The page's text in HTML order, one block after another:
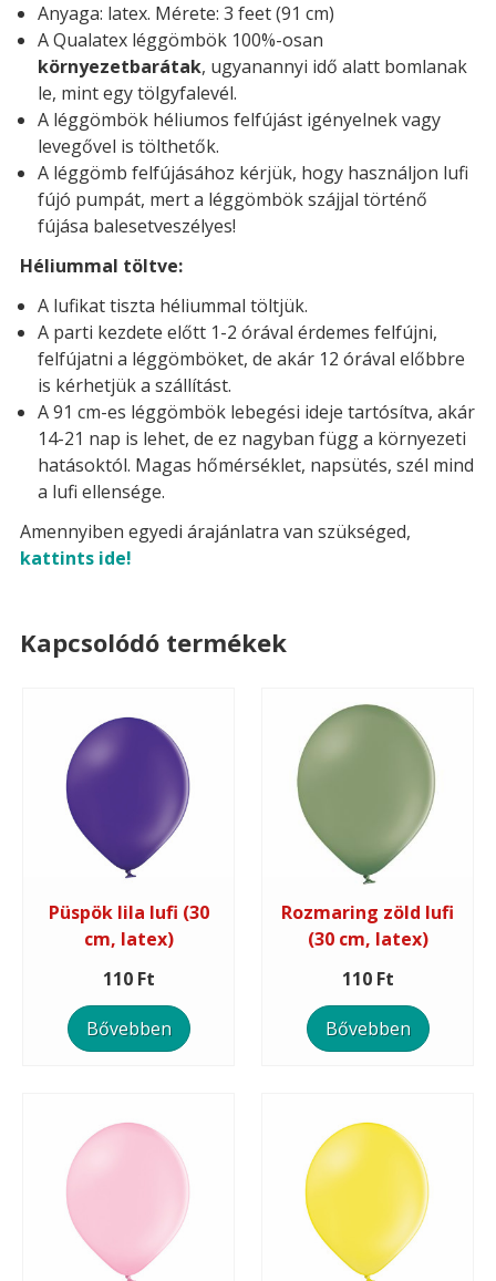
Anyaga: latex. Mérete: 3 feet (91 cm)
A Qualatex léggömbök 100%-osan
környezetbarátak, ugyanannyi idő alatt bomlanak
le, mint egy tölgyfalevél.
A léggömbök héliumos felfújást igényelnek vagy
levegővel is tölthetők.
A léggömb felfújásához kérjük, hogy használjon lufi
fújó pumpát, mert a léggömbök szájjal történő
fújása balesetveszélyes!
Héliummal töltve:
A lufikat tiszta héliummal töltjük.
A parti kezdete előtt 1-2 órával érdemes felfújni,
felfújatni a léggömböket, de akár 12 órával előbbre
is kérhetjük a szállítást.
A 91 cm-es léggömbök lebegési ideje tartósítva, akár
14-21 nap is lehet, de ez nagyban függ a környezeti
hatásoktól. Magas hőmérséklet, napsütés, szél mind
a lufi ellensége.
Amennyiben egyedi árajánlatra van szükséged,
kattints ide!
Kapcsolódó termékek
Püspök lila lufi (30
cm, latex)
110 Ft
Bővebben
Rozmaring zöld lufi
(30 cm, latex)
110 Ft
Bővebben